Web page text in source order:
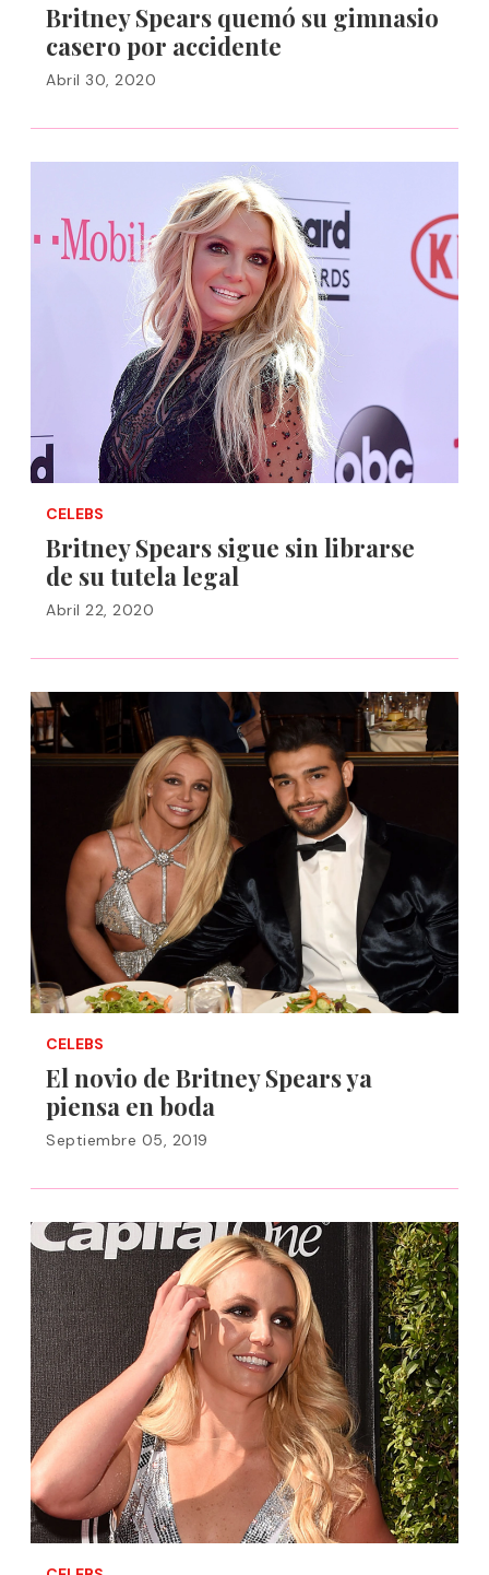
Britney Spears quemó su gimnasio
casero por accidente
Abril 30, 2020
CELEBS
Britney Spears sigue sin librarse
de su tutela legal
Abril 22, 2020
CELEBS
El novio de Britney Spears ya
piensa en boda
Septiembre 05, 2019